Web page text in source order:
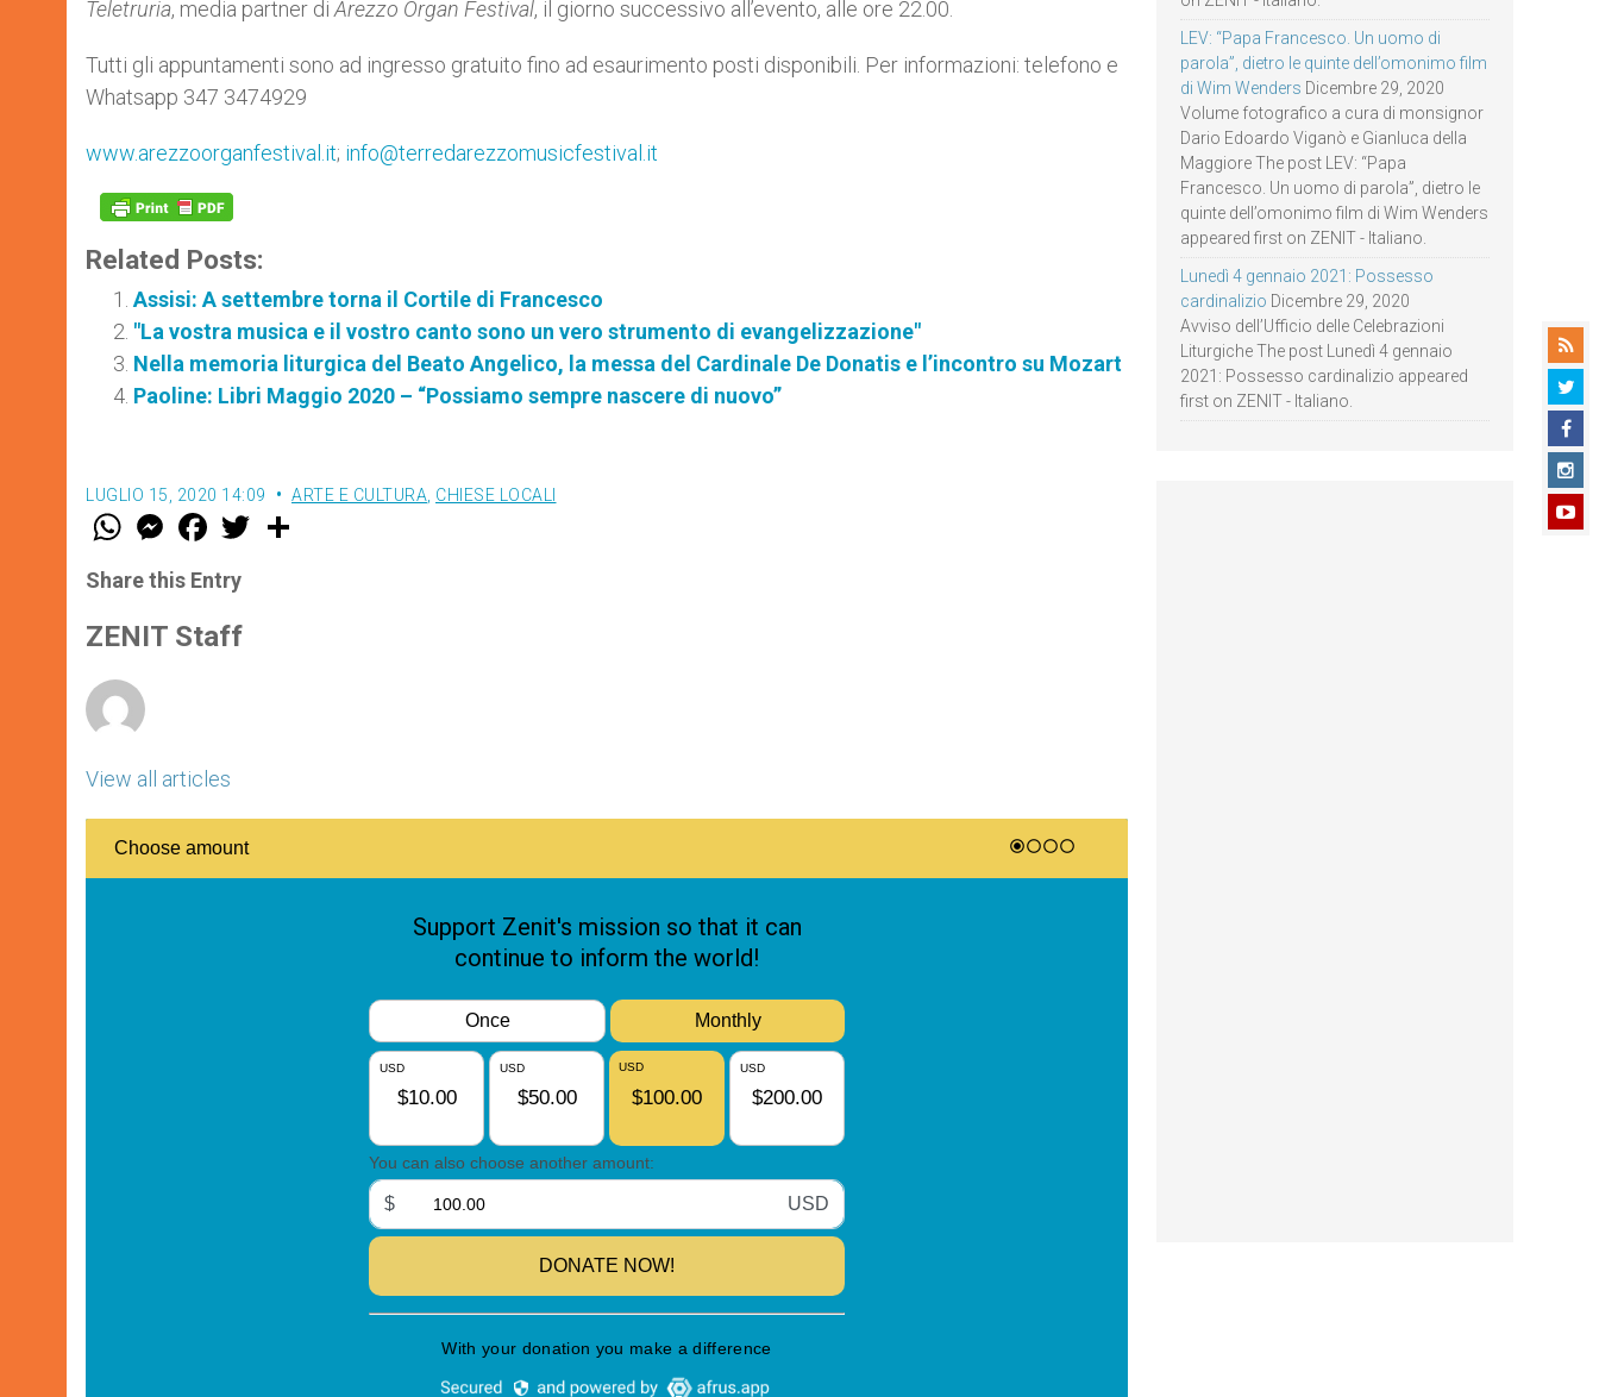
Teletruria, media partner di Arezzo Organ Festival, il giorno successivo all’evento, alle ore 22.00.
Tutti gli appuntamenti sono ad ingresso gratuito fino ad esaurimento posti disponibili. Per informazioni: telefono e
Whatsapp 347 3474929
www.arezzoorganfestival.it; info@terredarezzomusicfestival.it
Related Posts:
Assisi: A settembre torna il Cortile di Francesco
"La vostra musica e il vostro canto sono un vero strumento di evangelizzazione"
Nella memoria liturgica del Beato Angelico, la messa del Cardinale De Donatis e l’incontro su Mozart
Paoline: Libri Maggio 2020 – “Possiamo sempre nascere di nuovo”
LUGLIO 15, 2020 14:09 ARTE E CULTURA CHIESE LOCALI
W
t
s
p
p
M
e
s
e
g
e
F
a
e
b
o
k
w
Share this Entry
ZENIT Staff
View all articles
LEV: “Papa Francesco. Un uomo di
parola”, dietro le quinte dell’omonimo film
di Wim Wenders Dicembre 29, 2020
Volume fotografico a cura di monsignor
Dario Edoardo Viganò e Gianluca della
Maggiore The post LEV: “Papa
Francesco. Un uomo di parola”, dietro le
quinte dell’omonimo film di Wim Wenders
appeared first on ZENIT - Italiano.
Lunedì 4 gennaio 2021: Possesso
cardinalizio Dicembre 29, 2020
Avviso dell’Ufficio delle Celebrazioni
Liturgiche The post Lunedì 4 gennaio
2021: Possesso cardinalizio appeared
first on ZENIT - Italiano.